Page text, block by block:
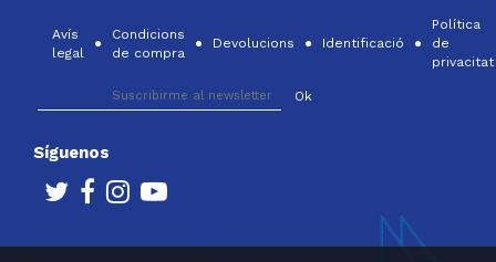
Avís
legal
Condicions
de compra
Devolucions Identificació
Política
de
privacitat
Síguenos